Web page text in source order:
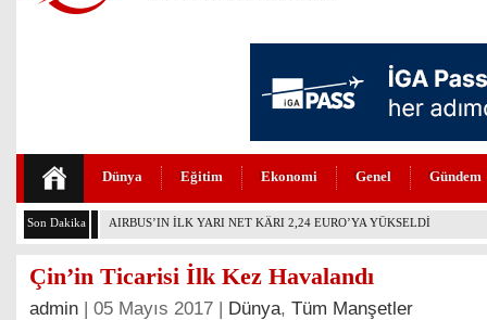
Dünya Eğitim Ekonomi Genel Gündem
Son Dakika İSG AVRUPA DEVLER LİGİ ŞAMPİYONU
Çin’in Ticarisi İlk Kez Havalandı
admin | 05 Mayıs 2017 | Dünya, Tüm Manşetler